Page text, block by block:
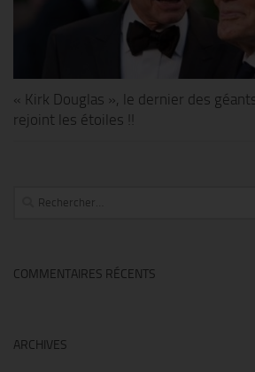
« Kirk Douglas », le dernier des
rejoint les étoiles !!
Rechercher :
COMMENTAIRES RÉCENTS
ARCHIVES